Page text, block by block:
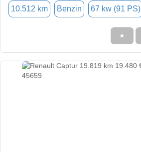
10.512 km Benzin 67 kw (91 PS)
★